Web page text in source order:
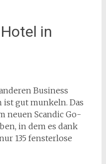
in
Business
gut munkeln. Das
neuen Scandic Go-
in dem es dank
135 fensterlose